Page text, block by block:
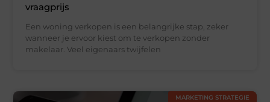
vraagprijs
Een woning verkopen is een belangrijke stap, zeker
wanneer je ervoor kiest om te verkopen zonder
makelaar. Veel eigenaars twijfelen
MARKETING STRATEGIE